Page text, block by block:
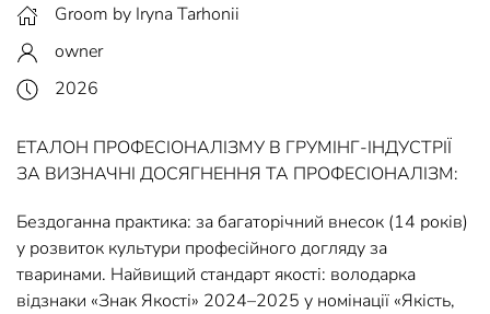
Groom by Iryna Tarhonii
owner
2026
ЕТАЛОН ПРОФЕСІОНАЛІЗМУ В ГРУМІНГ-ІНДУСТРІЇ
ЗА ВИЗНАЧНІ ДОСЯГНЕННЯ ТА ПРОФЕСІОНАЛІЗМ:
Бездоганна практика: за багаторічний внесок (14 років)
у розвиток культури професійного догляду за
тваринами. Найвищий стандарт якості: володарка
відзнаки «Знак Якості» 2024–2025 у номінації «Якість,